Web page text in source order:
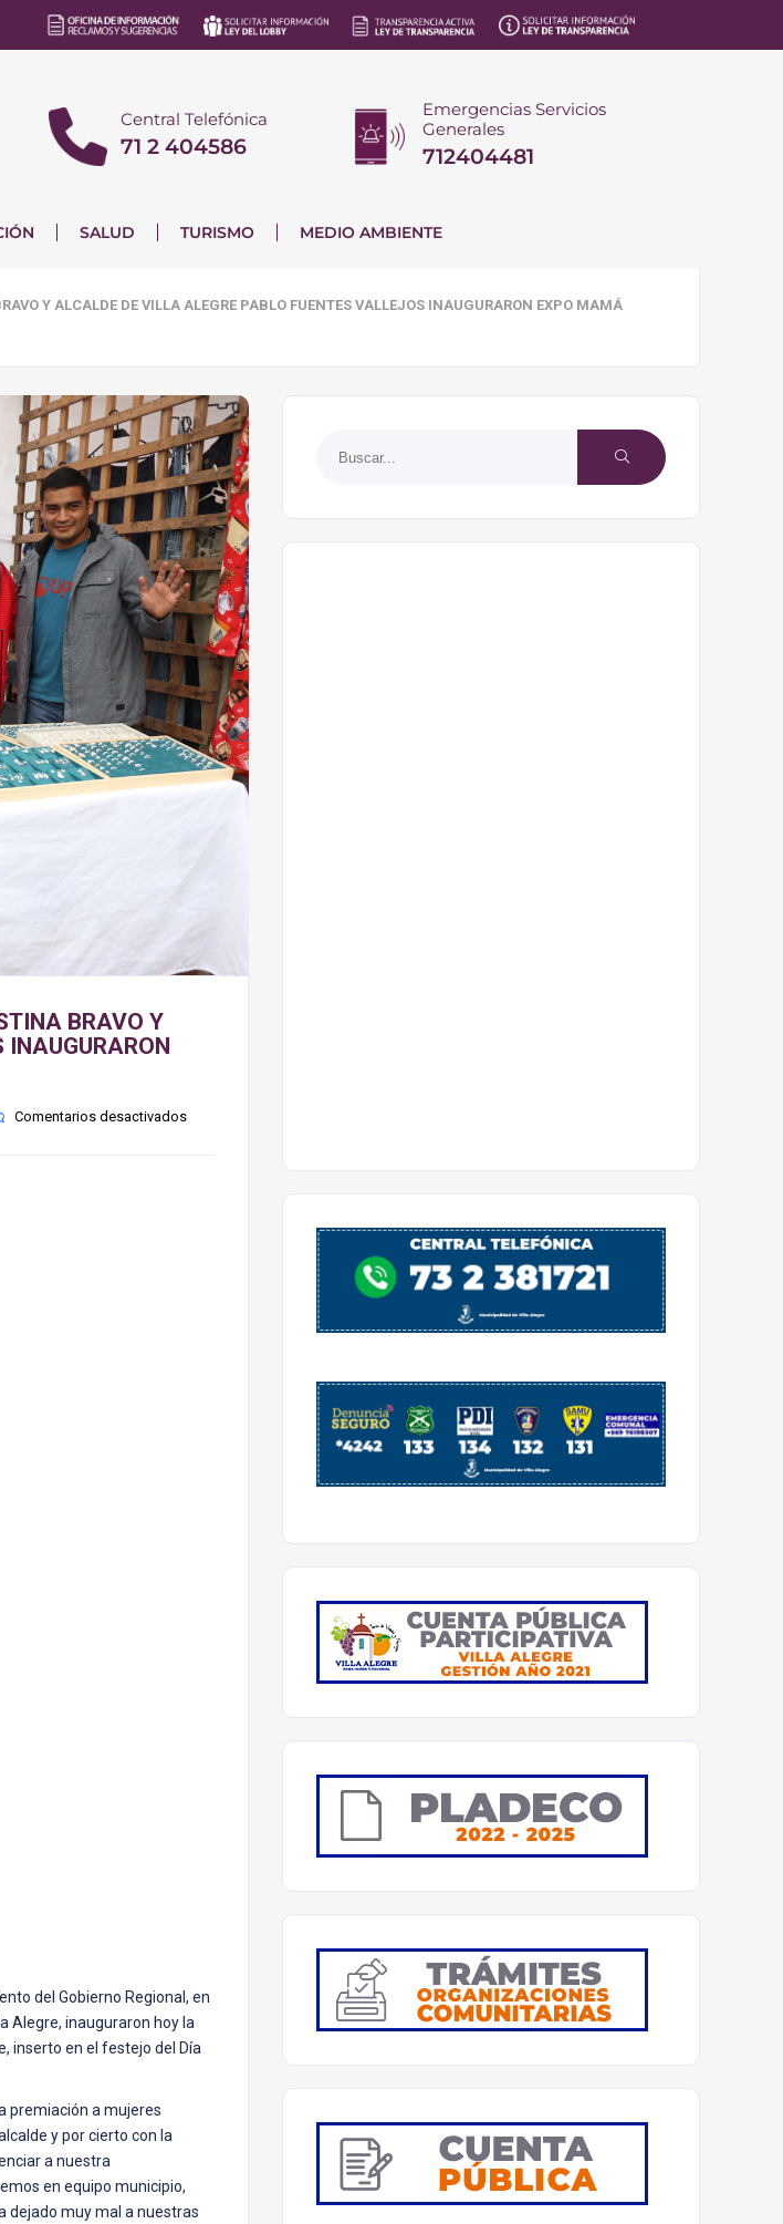
Central Telefónica
71 2 404586
Emergencias Servicios
Generales
712404481
SALUD TURISMO MEDIO AMBIENTE
Y ALCALDE DE VILLA ALEGRE PABLO FUENTES VALLEJOS INAUGURARON EXPO MAMÁ
BRAVO Y
INAUGURARON
Comentarios desactivados
del Gobierno Regional, en
Alegre, inauguraron hoy la
inserto en el festejo del Día
premiación a mujeres
y por cierto con la
a nuestra
en equipo municipio,
dejado muy mal a nuestras